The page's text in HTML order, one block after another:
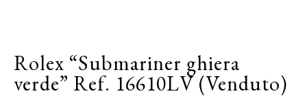
Rolex “Submariner ghiera
verde” Ref. 16610LV (Venduto)